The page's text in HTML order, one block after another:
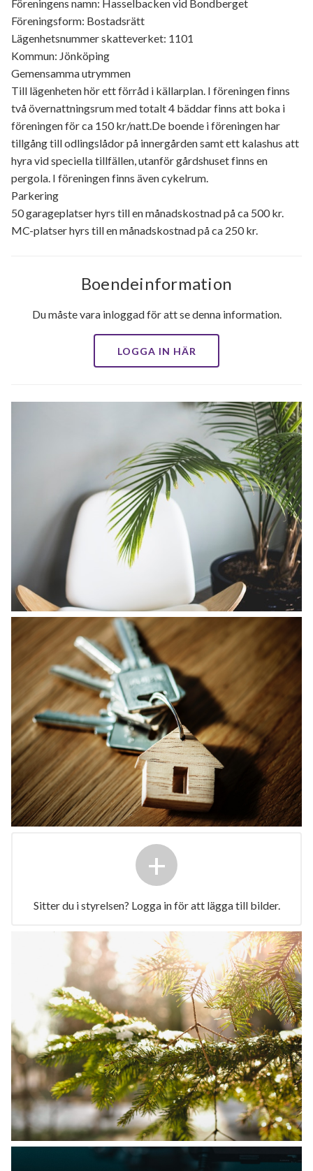
Föreningens namn: Hasselbacken vid Bondberget
Föreningsform: Bostadsrätt
Lägenhetsnummer skatteverket: 1101
Kommun: Jönköping
Gemensamma utrymmen
Till lägenheten hör ett förråd i källarplan. I föreningen finns
två övernattningsrum med totalt 4 bäddar finns att boka i
föreningen för ca 150 kr/natt.De boende i föreningen har
tillgång till odlingslådor på innergården samt ett kalashus att
hyra vid speciella tillfällen, utanför gårdshuset finns en
pergola. I föreningen finns även cykelrum.
Parkering
50 garageplatser hyrs till en månadskostnad på ca 500 kr.
MC-platser hyrs till en månadskostnad på ca 250 kr.
Boendeinformation
Du måste vara inloggad för att se denna information.
LOGGA IN HÄR
+
Sitter du i styrelsen? Logga in för att lägga till bilder.